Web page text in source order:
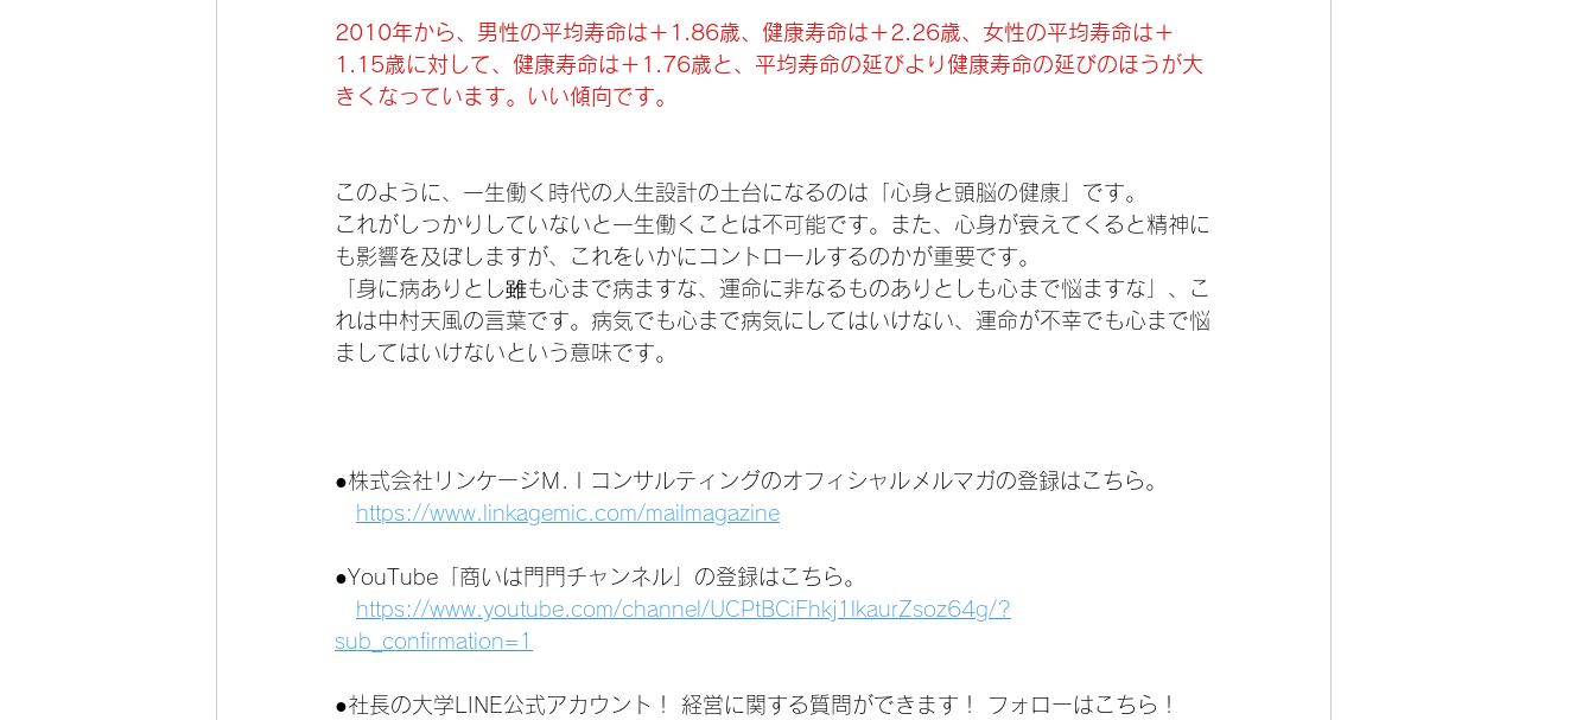
2010年から、男性の平均寿命は＋1.86歳、健康寿命は＋2.26歳、女性の平均寿命は＋
1.15歳に対して、健康寿命は＋1.76歳と、平均寿命の延びより健康寿命の延びのほうが大
きくなっています。いい傾向です。
このように、一生働く時代の人生設計の土台になるのは「心身と頭脳の健康」です。
これがしっかりしていないと一生働くことは不可能です。また、心身が衰えてくると精神に
も影響を及ぼしますが、これをいかにコントロールするのかが重要です。
「身に病ありとし雖も心まで病ますな、運命に非なるものありとしも心まで悩ますな」、こ
れは中村天風の言葉です。病気でも心まで病気にしてはいけない、運命が不幸でも心まで悩
ましてはいけないという意味です。
●株式会社リンケージＭ.Ｉコンサルティングのオフィシャルメルマガの登録はこちら。
https://www.linkagemic.com/mailmagazine
●YouTube「商いは門門チャンネル」の登録はこちら。
https://www.youtube.com/channel/UCPtBCiFhkj1lkaurZsoz64g/?
sub_confirmation=1
●社長の大学LINE公式アカウント！ 経営に関する質問ができます！ フォローはこちら！